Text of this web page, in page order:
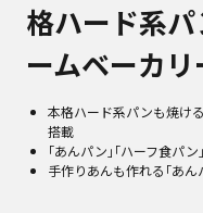
格ハード系
ームベーカリ
本格ハード系パンも焼け
搭載
｢あんパン｣｢ハーフ食パ
手作りあんも作れる｢あ